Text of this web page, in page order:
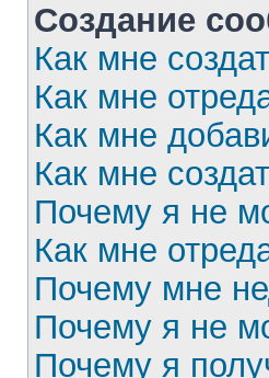
Создание
Как мне
Как мне
Как мне
Как мне
Почему я не
Как мне
Почему мне
Почему я не
Почему я